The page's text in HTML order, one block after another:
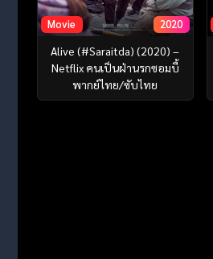
Movie 2020
Alive (#Saraitda) (2020) –
Netflix คนเป็นฝ่านรกซอมบี้
พากย์ไทย/ซับไทย